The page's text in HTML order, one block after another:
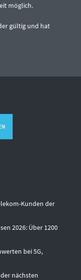
möglich.
gültig und hat
Kunden der
2026: Über 1200
bei 5G,
nächsten